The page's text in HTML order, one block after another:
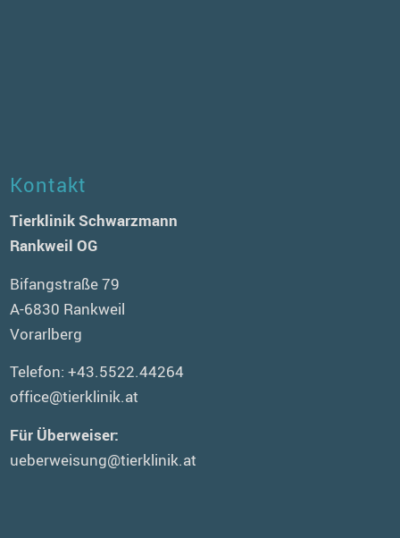
Kontakt
Tierklinik Schwarzmann
Rankweil OG
Bifangstraße 79
A-6830 Rankweil
Vorarlberg
Telefon:+43.5522.44264
office@tierklinik.at
Für Überweiser:
ueberweisung@tierklinik.at